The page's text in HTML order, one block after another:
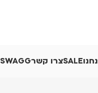
SALEצרו קשרSWAGG לעסקים